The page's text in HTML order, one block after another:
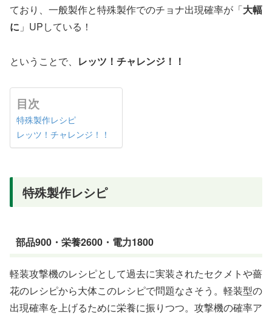
ており、一般製作と特殊製作でのチョナ出現確率が「大幅
に 」UPしている！
ということで、 レッツ！チャレンジ！！
目次
特殊製作レシピ
レッツ！チャレンジ！！
特殊製作レシピ
部品900・栄養2600・電力1800
軽装攻撃機のレシピとして過去に実装されたセクメトや薔
花のレシピから大体このレシピで問題なさそう。軽装型の
出現確率を上げるために栄養に振りつつ。攻撃機の確率ア